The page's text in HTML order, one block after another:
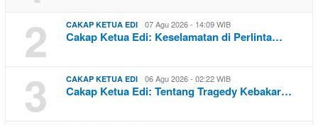
2 CAKAP KETUA EDI 07 Agu 2026 - 14:09 WIB
Cakap Ketua Edi: Keselamatan di Perlinta…
3 CAKAP KETUA EDI 06 Agu 2026 - 02:22 WIB
Cakap Ketua Edi: Tentang Tragedy Kebakar…